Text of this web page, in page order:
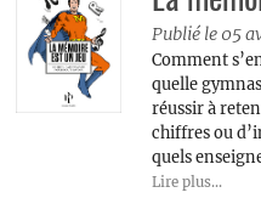
Publié le 05
Comment
quelle
réussir à
chiffres ou
quels
Lire plus...